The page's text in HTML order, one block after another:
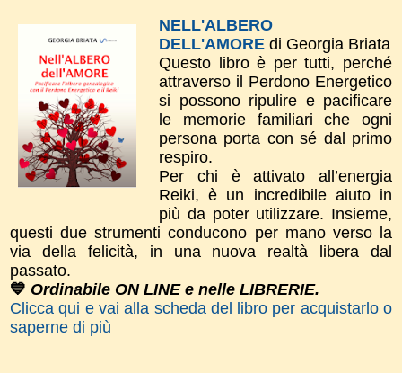
NELL'ALBERO
DELL'AMORE di Georgia Briata
Questo libro è per tutti, perché
attraverso il Perdono Energetico
si possono ripulire e pacificare
le memorie familiari che ogni
persona porta con sé dal primo
respiro.
Per chi è attivato all’energia
Reiki, è un incredibile aiuto in
più da poter utilizzare. Insieme,
questi due strumenti conducono per mano verso la
via della felicità, in una nuova realtà libera dal
passato.
💙 Ordinabile ON LINE e nelle LIBRERIE.
Clicca qui e vai alla scheda del libro per acquistarlo o
saperne di più